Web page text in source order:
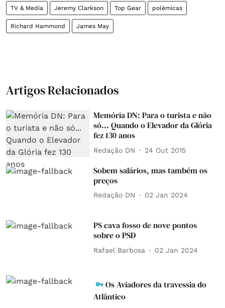
TV & Media Jeremy Clarkson Top Gear polémicas
Richard Hammond James May
Artigos Relacionados
Memória DN: Para o turista e não
só... Quando o Elevador da Glória
fez 130 anos
Redação DN 24 Out 2015
Sobem salários, mas também os
preços
Redação DN 02 Jan 2024
PS cava fosso de nove pontos
sobre o PSD
Rafael Barbosa 02 Jan 2024
Os Aviadores da travessia do
Atlântico